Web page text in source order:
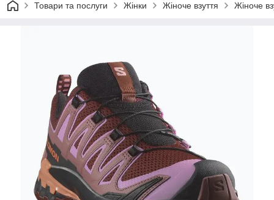
Товари та послуги Жінки Жіноче взуття Жіноче